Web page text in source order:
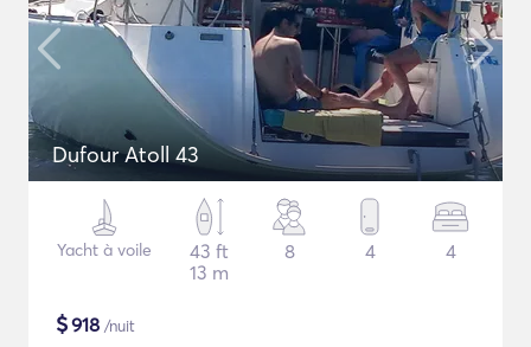
Dufour Atoll 43
Yacht à voile
43 ft
13 m
8 4 4
$918 /nuit